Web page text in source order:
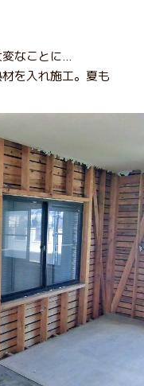
なことに…
を入れ施工。夏も